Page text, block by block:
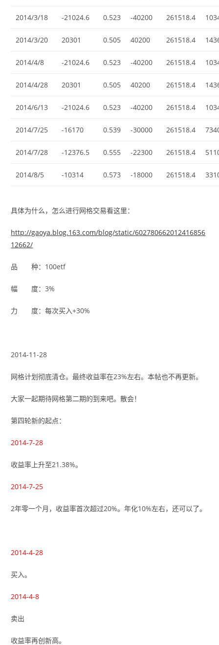
2014/3/18 -21024.6 0.523 -40200 261518.4
2014/3/20 20301 0.505 40200 261518.4
2014/4/8 -21024.6 0.523 -40200 261518.4
2014/4/28 20301 0.505 40200 261518.4
2014/6/13 -21024.6 0.523 -40200 261518.4
2014/7/25 -16170 0.539 -30000 261518.4
2014/7/28 -12376.5 0.555 -22300 261518.4
2014/8/5 -10314 0.573 -18000 261518.4
具体为什么，怎么进行网格交易看这里：
http://gaoya.blog.163.com/blog/static/602780662012416856
12662/
品 种：100etf
幅 度：3%
力 度：每次买入+30%
2014-11-28
网格计划彻底清仓。最终收益率在23%左右。本帖也不再更新。
大家一起期待网格第二期的到来吧。散会！
第四轮新的起点：
2014-7-28
收益率上升至21.38%。
2014-7-25
2年零一个月，收益率首次超过20%。年化10%左右，还可以了。
2014-4-28
买入。
2014-4-8
卖出
收益率再创新高。